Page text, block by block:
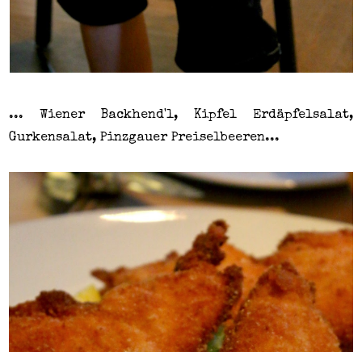
... Wiener Backhend'l, Kipfel Erdäpfelsalat,
Gurkensalat, Pinzgauer Preiselbeeren...